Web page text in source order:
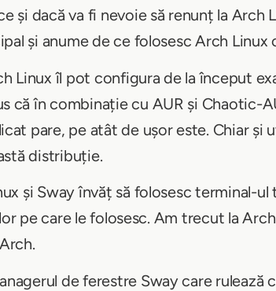
și dacă va fi nevoie să renunț la Arch
și anume de ce folosesc Arch Linux
Linux îl pot configura de la început
că în combinație cu AUR și Chaotic-
pare, pe atât de ușor este. Chiar și
distribuție.
și Sway învăț să folosesc terminal-
pe care le folosesc. Am trecut la
de ferestre Sway care rulează